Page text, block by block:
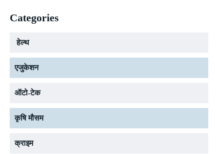
Categories
हेल्थ
एजुकेशन
ऑटो-टेक
कृषि मौसम
क्राइम